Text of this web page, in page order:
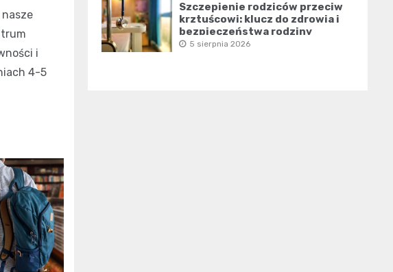
i
4-5
Szczepienie rodziców przeciw
krztuścowi: klucz do zdrowia i
bezpieczeństwa rodziny
5 sierpnia 2026